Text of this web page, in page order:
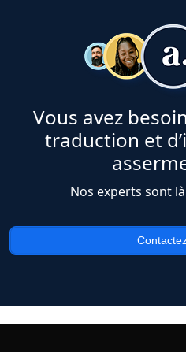
Vous avez
traduction et
Nos experts sont